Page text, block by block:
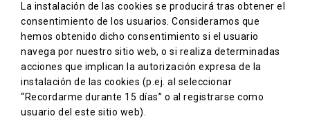
La instalación de las cookies se producirá tras obtener el
consentimiento de los usuarios. Consideramos que
hemos obtenido dicho consentimiento si el usuario
navega por nuestro sitio web, o si realiza determinadas
acciones que implican la autorización expresa de la
instalación de las cookies (p.ej. al seleccionar
“Recordarme durante 15 días” o al registrarse como
usuario del este sitio web).